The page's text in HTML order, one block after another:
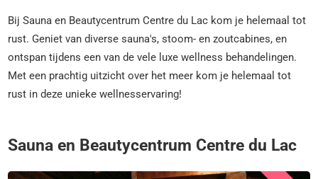
Bij Sauna en Beautycentrum Centre du Lac kom je helemaal tot
rust. Geniet van diverse sauna's, stoom- en zoutcabines, en
ontspan tijdens een van de vele luxe wellness behandelingen.
Met een prachtig uitzicht over het meer kom je helemaal tot
rust in deze unieke wellnesservaring!
Sauna en Beautycentrum Centre du Lac